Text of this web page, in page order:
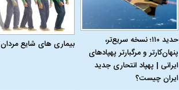
حدید ۱۱۰؛ نسخه سریع‌تر،
پنهان‌کارتر و مرگبارتر پهپادهای
ایرانی | پهپاد انتحاری جدید
ایران چیست؟
بیماری‌ های شایع مردان